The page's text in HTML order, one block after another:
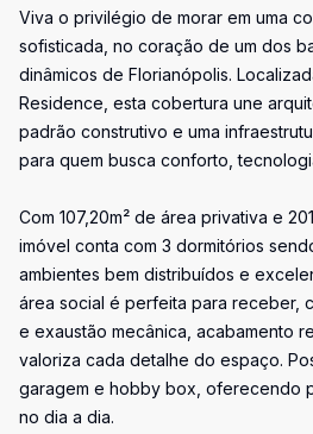
Viva o privilégio de morar em uma
sofisticada, no coração de um dos
dinâmicos de Florianópolis.
Residence, esta cobertura une
padrão construtivo e uma
para quem busca conforto,
Com 107,20m² de área privativa e
imóvel conta com 3 dormitórios
ambientes bem distribuídos e
área social é perfeita para receber,
e exaustão mecânica, acabamento
valoriza cada detalhe do espaço.
garagem e hobby box, oferecendo
no dia a dia.